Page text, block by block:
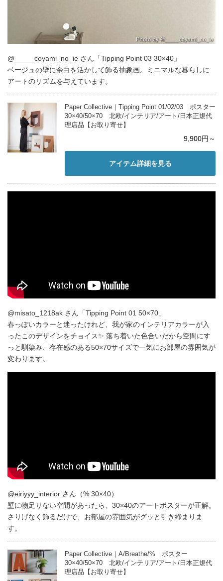
@_____coyami_no_ie さん「Tipping Point 03 30×40」
ベージュの壁に余白を活かして飾る抽象画。ミニマルな暮らしに
アートのリズムを与えています。
Paper Collective｜Tipping Point 01/02/03 ポスター
30×40/50×70 北欧/インテリア/アート/日本正規代
理店品【お取り寄せ】
9,900円～
アイテム詳細を見る
@misato_1218ak さん「Tipping Point 01 50×70」
春っぽいカラーと迷ったけれど、我が家のインテリアカラーが入
ったこのデザインをチョイス✨ 落ち着いた色合いだから空間にす
っと馴染み、存在感のある50×70サイズで一気にお部屋の雰囲気が
変わります。
@eiriyyy_interior さん（% 30×40）
壁に物足りない空間があったら、30×40のアートポスターが正解。
さりげなく飾るだけで、お部屋の雰囲気がグッと引き締まりま
す。
Paper Collective｜A/Breathe/% ポスター
30×40/50×70 北欧/インテリア/アート/日本正規代
理店品【お取り寄せ】